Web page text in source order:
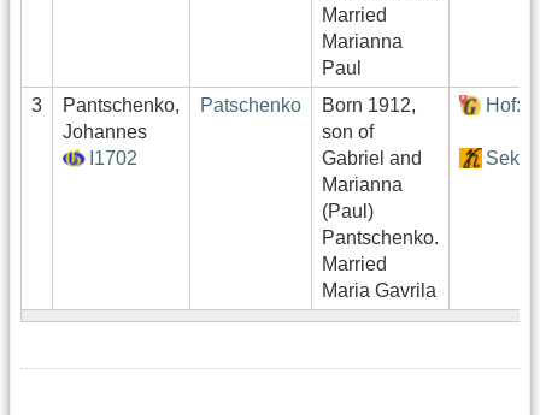
Married
Marianna
Paul
3
Pantschenko,
Johannes
I1702
Patschenko
Born 1912,
son of
Gabriel and
Marianna
(Paul)
Pantschenko.
Married
Maria Gavrila